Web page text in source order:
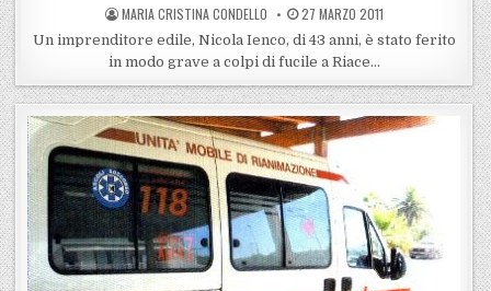
POSTED BY
MARIA CRISTINA CONDELLO POSTED ON
27 MARZO 2011
Un imprenditore edile, Nicola Ienco, di 43 anni, è stato ferito
in modo grave a colpi di fucile a Riace…